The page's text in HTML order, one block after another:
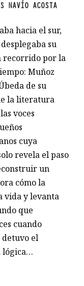
NAVÍO ACOSTA
hacia el sur,
su
recorrido por la
Muñoz
de su
la literatura
voces
cuya
revela el paso
un
cómo la
vida y levanta
que
cuando
detuvo el
lógica…